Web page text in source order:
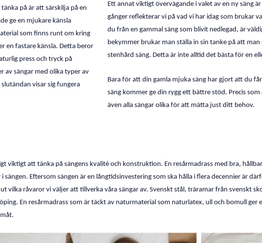
på är att särskilja på en
ge en mjukare känsla
som finns runt om kring
en fastare känsla. Detta beror
press och tryck på
av sängar med olika typer av
visar sig fungera
Ett annat viktigt övervägande i valet av en ny säng
gånger reflekterar vi på vad vi har idag som brukar
du från en gammal säng som blivit nedlegad, är
bekymmer brukar man ställa in sin tanke på att
stenhård säng. Detta är inte alltid det bästa för en
Bara för att din gamla mjuka säng har gjort att du
säng kommer ge din rygg ett bättre stöd. Precis
även alla sängar olika för att mätta just ditt behov.
viktigt att tänka på sängens kvalité och konstruktion. En resårmadrass med bra,
i sängen. Eftersom sängen är en långtidsinvestering som ska hålla i flera decennier är
vilka råvaror vi väljer att tillverka våra sängar av. Svenskt stål, träramar från svenskt
En resårmadrass som är täckt av naturmaterial som naturlatex, ull och bomull